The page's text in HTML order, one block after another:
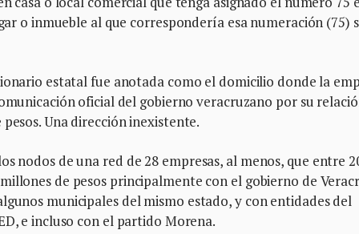
o inmueble al que correspondería esa numeración (75)
estatal fue anotada como el domicilio donde la
oficial del gobierno veracruzano por su
Una dirección inexistente.
nodos de una red de 28 empresas, al menos, que entre
de pesos principalmente con el gobierno de
municipales del mismo estado, y con entidades del
e incluso con el partido Morena.